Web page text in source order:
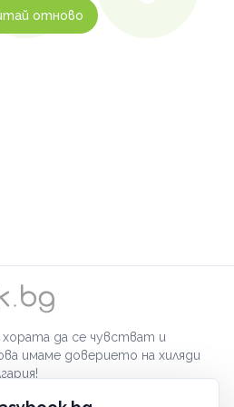
отново
хората да се чувстват и
имаме доверието на хиляди